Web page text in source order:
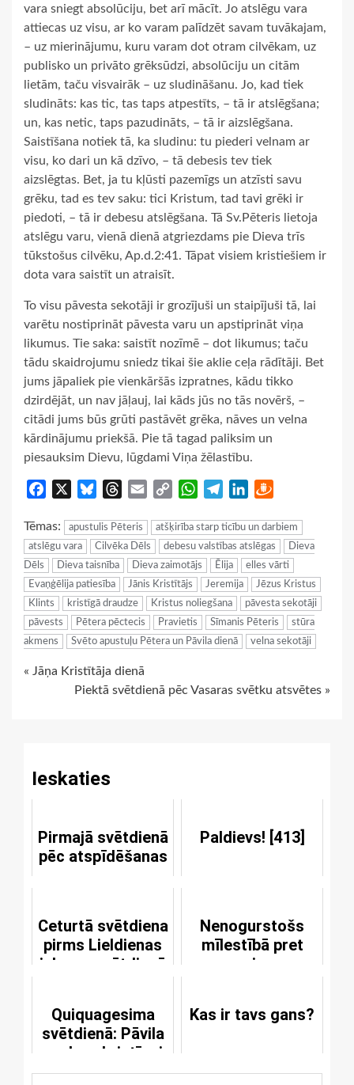
vara sniegt absolūciju, bet arī mācīt. Jo atslēgu vara
attiecas uz visu, ar ko varam palīdzēt savam tuvākajam,
– uz mierinājumu, kuru varam dot otram cilvēkam, uz
publisko un privāto grēksūdzi, absolūciju un citām
lietām, taču visvairāk – uz sludināšanu. Jo, kad tiek
sludināts: kas tic, tas taps atpestīts, – tā ir atslēgšana;
un, kas netic, taps pazudināts, – tā ir aizslēgšana.
Saistīšana notiek tā, ka sludinu: tu piederi velnam ar
visu, ko dari un kā dzīvo, – tā debesis tev tiek
aizslēgtas. Bet, ja tu kļūsti pazemīgs un atzīsti savu
grēku, tad es tev saku: tici Kristum, tad tavi grēki ir
piedoti, – tā ir debesu atslēgšana. Tā Sv.Pēteris lietoja
atslēgu varu, vienā dienā atgriezdams pie Dieva trīs
tūkstošus cilvēku, Ap.d.2:41. Tāpat visiem kristiešiem ir
dota vara saistīt un atraisīt.
To visu pāvesta sekotāji ir grozījuši un staipījuši tā, lai
varētu nostiprināt pāvesta varu un apstiprināt viņa
likumus. Tie saka: saistīt nozīmē – dot likumus; taču
tādu skaidrojumu sniedz tikai šie aklie ceļa rādītāji. Bet
jums jāpaliek pie vienkāršās izpratnes, kādu tikko
dzirdējāt, un nav jāļauj, lai kāds jūs no tās novērš, –
citādi jums būs grūti pastāvēt grēka, nāves un velna
kārdinājumu priekšā. Pie tā tagad paliksim un
piesauksim Dievu, lūgdami Viņa žēlastību.
Facebook BlueskyThreads
Email
Copy
WhatsApp
TelegramLinkedIn
Tēmas: apustulis Pēteris
atšķirība starp ticību un darbiem
atslēgu vara
Cilvēka Dēls debesu valstības atslēgas
Dieva
Dēls
Dieva taisnība Dieva zaimotājs Ēlija
elles vārti
Evaņģēlija patiesība
Jānis Kristītājs Jeremija
Jēzus Kristus
Klints
kristīgā draudze Kristus noliegšana
pāvesta sekotāji
pāvests
Pētera pēctecis Pravietis Sīmanis Pēteris
stūra
akmens
Svēto apustuļu Pētera un Pāvila dienā velna sekotāji
Continue
« Jāņa Kristītāja dienā
Piektā svētdienā pēc Vasaras svētku atsvētes »
Ieskaties
Pirmajā svētdienā
pēc atspīdēšanas
Paldievs! [413]
Ceturtā svētdiena
pirms Lieldienas
jeb acu svētdienā
Nenogurstošs
mīlestībā pret
saviem
Quiquagesima
svētdienā: Pāvila
uzslava kristīgai
mīlestībai
Kas ir tavs gans?